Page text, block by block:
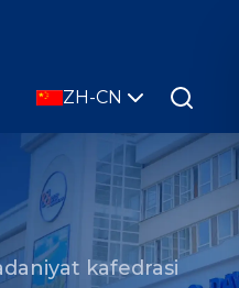
ZH-CN
kafedrasi